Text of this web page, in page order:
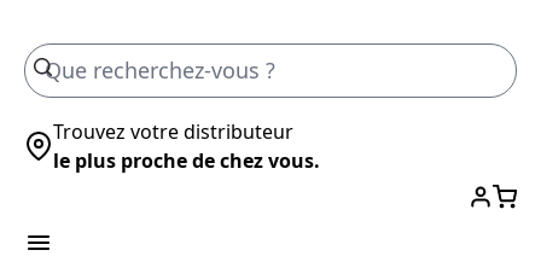
Trouvez votre distributeur
le plus proche de chez vous.